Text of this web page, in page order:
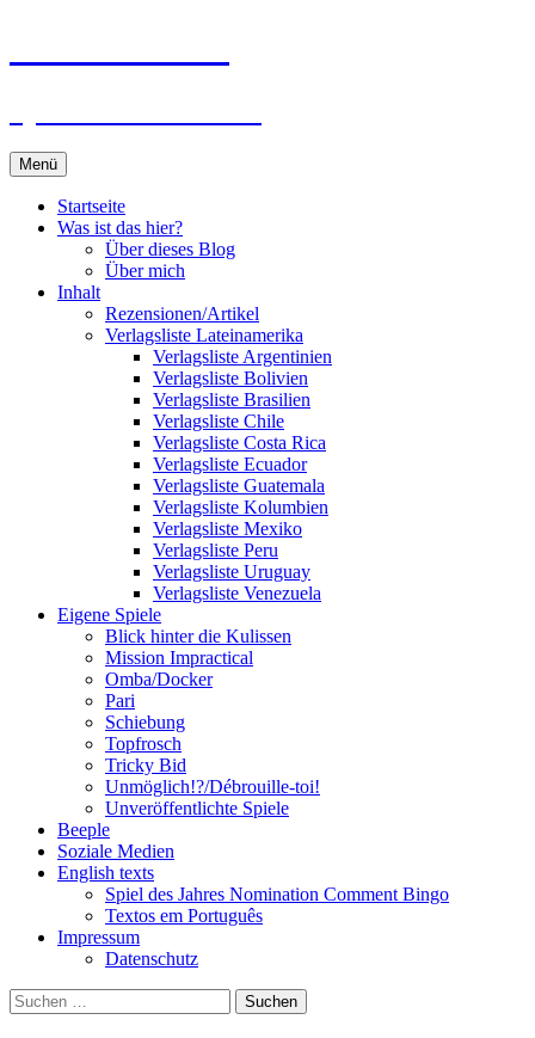
Menü
Startseite
Was ist das hier?
Über dieses Blog
Über mich
Inhalt
Rezensionen/Artikel
Verlagsliste Lateinamerika
Verlagsliste Argentinien
Verlagsliste Bolivien
Verlagsliste Brasilien
Verlagsliste Chile
Verlagsliste Costa Rica
Verlagsliste Ecuador
Verlagsliste Guatemala
Verlagsliste Kolumbien
Verlagsliste Mexiko
Verlagsliste Peru
Verlagsliste Uruguay
Verlagsliste Venezuela
Eigene Spiele
Blick hinter die Kulissen
Mission Impractical
Omba/Docker
Pari
Schiebung
Topfrosch
Tricky Bid
Unmöglich!?/Débrouille-toi!
Unveröffentlichte Spiele
Beeple
Soziale Medien
English texts
Spiel des Jahres Nomination Comment Bingo
Textos em Português
Impressum
Datenschutz
Suchen
nach: